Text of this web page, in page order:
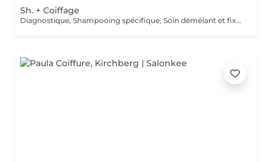
Sh. + Coiffage
Diagnostique, Shampooing spécifique, Soin démêlant et fixation inclus. Veuillez prendre note que les prix indiqués sur Salonkee sont communiqués à titre informatif et s'entendent de base. Ces derniers sont susceptibles de varier selon le diagnostic réalisé à votre arrivée au salon et l'expertise du professionnel à qui vous confiez votre beauté. Dans tous les cas, un devis précis vous sera proposé et toutes réalisations de prestations seront effectuées avec votre accord.